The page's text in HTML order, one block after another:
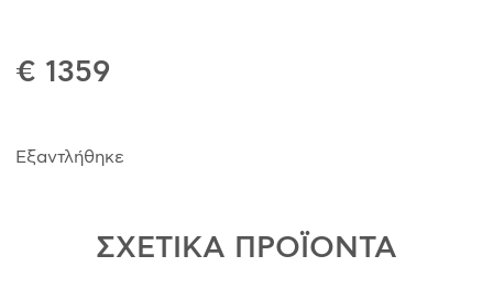
€ 1359
Εξαντλήθηκε
ΣΧΕΤΙΚΑ ΠΡΟΪΟΝΤΑ